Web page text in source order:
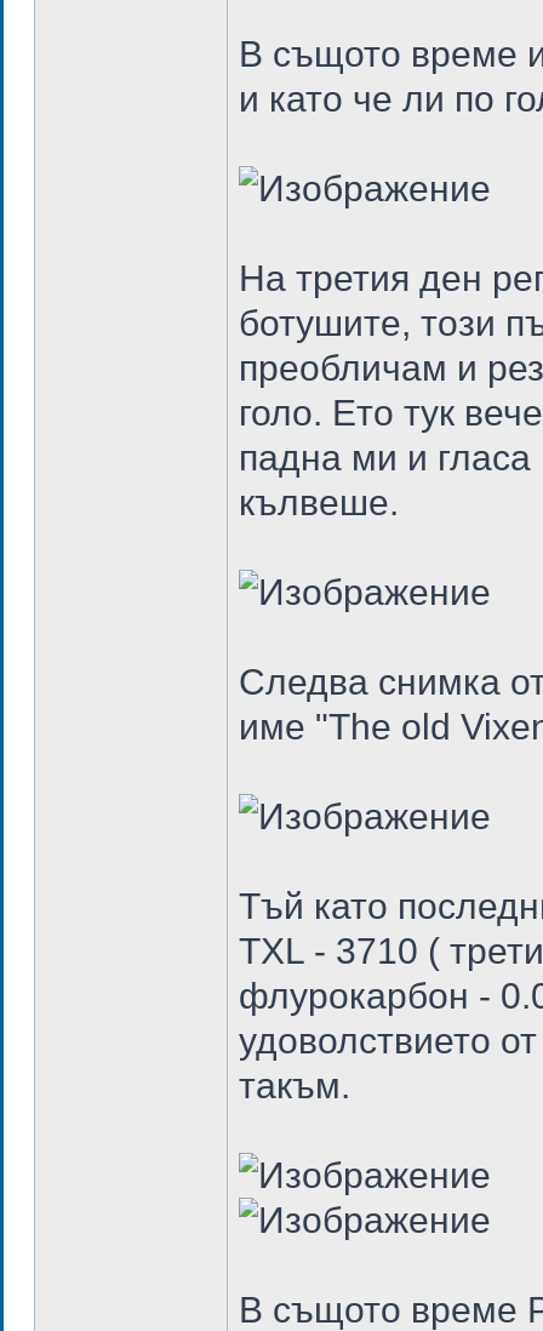
В същото време
и като че ли по
На третия ден
ботушите, този
преобличам и
голо. Ето тук
падна ми и
кълвеше.
Следва снимка
име "The old
Тъй като
TXL - 3710 (
флурокарбон -
удоволствието
такъм.
В същото време